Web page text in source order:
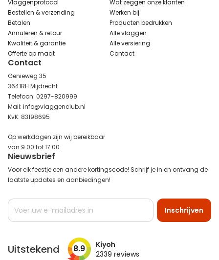
Vlaggenprotocol
Bestellen & verzending
Betalen
Annuleren & retour
Kwaliteit & garantie
Offerte op maat
Wat zeggen onze klanten
Werken bij
Producten bedrukken
Alle vlaggen
Alle versiering
Contact
Contact
Genieweg 35
3641RH Mijdrecht
Telefoon: 0297-820999
Mail: info@vlaggenclub.nl
KvK: 83198695
Op werkdagen zijn wij bereikbaar
van 9.00 tot 17.00
Nieuwsbrief
Voor elk feestje een andere kortingscode! Schrijf je in en ontvang de
laatste updates en aanbiedingen!
Abonneer
op
Inschrijven
Uitstekend 8.9 2339 reviews